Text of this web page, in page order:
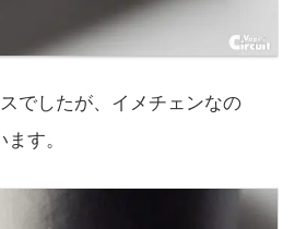
でしたが、イメチェンなの
す。